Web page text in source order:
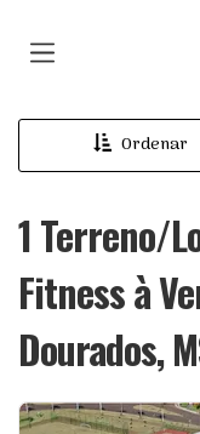
Ordenar
1 Terreno/
Fitness à
Dourados,